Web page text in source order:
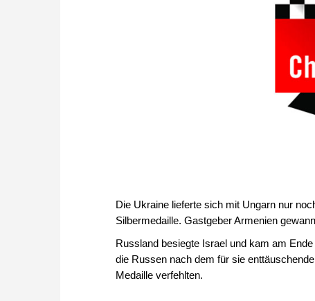
Die Ukraine lieferte sich mit Ungarn nur
Silbermedaille. Gastgeber Armenien
Russland besiegte Israel und kam am
die Russen nach dem für sie
Medaille verfehlten.